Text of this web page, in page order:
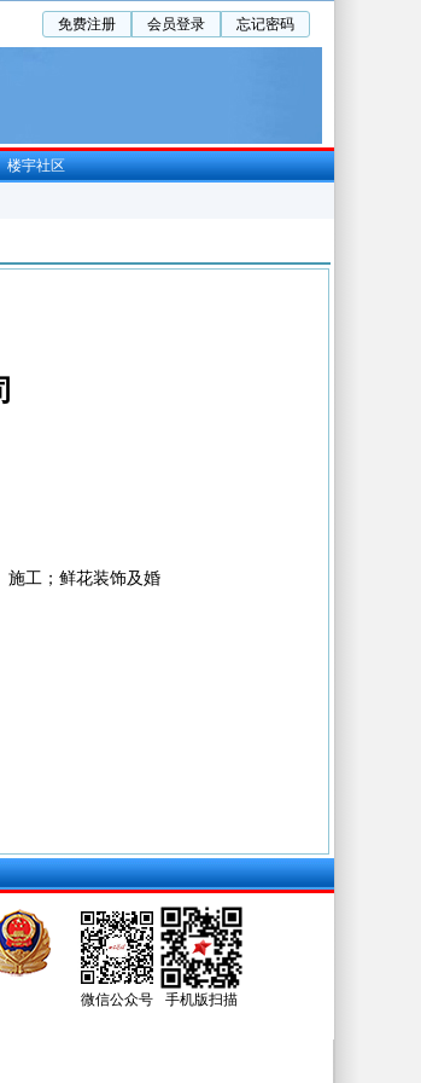
免费注册 会员登录 忘记密码
楼宇社区
施工；鲜花装饰及婚
微信公众号 手机版扫描